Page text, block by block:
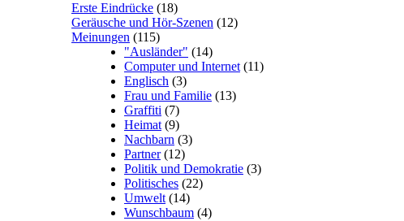
Erste Eindrücke (18)
Geräusche und Hör-Szenen (12)
Meinungen (115)
"Ausländer" (14)
Computer und Internet (11)
Englisch (3)
Frau und Familie (13)
Graffiti (7)
Heimat (9)
Nachbarn (3)
Partner(12)
Politik und Demokratie (3)
Politisches (22)
Umwelt (14)
Wunschbaum (4)